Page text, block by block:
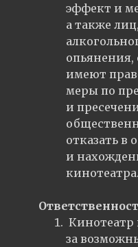
эффект и
а также
опьянения,
имеют
меры по
и
отказать в
и
кинотеатра.
Кинотеатр
за